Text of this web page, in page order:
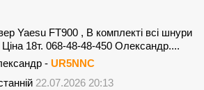
Yaesu FT900 , В комплекті всі шнури
18т. 068-48-48-450 Олександр....
- UR5NNC
22.07.2026 20:13